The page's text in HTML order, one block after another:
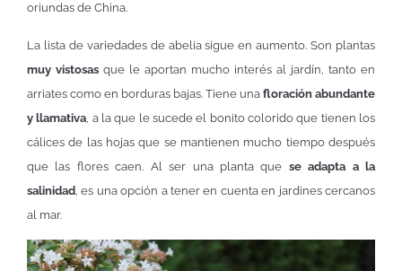
oriundas de China.
La lista de variedades de abelia sigue en aumento. Son plantas
muy vistosas que le aportan mucho interés al jardín, tanto en
arriates como en borduras bajas. Tiene una floración abundante
y llamativa , a la que le sucede el bonito colorido que tienen los
cálices de las hojas que se mantienen mucho tiempo después
que las flores caen. Al ser una planta que se adapta a la
salinidad , es una opción a tener en cuenta en jardines cercanos
al mar.